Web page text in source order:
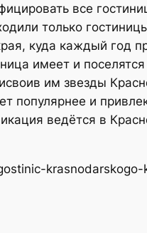
все
только
куда каждый год
имеет и
им звезды
популярнее и
ведётся в